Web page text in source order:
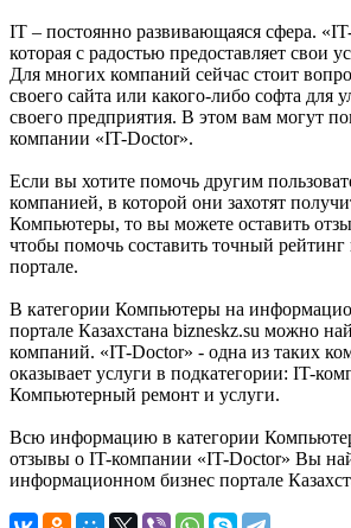
IT – постоянно развивающаяся сфера.
которая с радостью предоставляет свои
Для многих компаний сейчас стоит
своего сайта или какого-либо софта для
своего предприятия. В этом вам могут
компании «IT-Doctor».
Если вы хотите помочь другим
компанией, в которой они захотят
Компьютеры, то вы можете оставить
чтобы помочь составить точный
портале.
В категории Компьютеры на
портале Казахстана bizneskz.su можно
компаний. «IT-Doctor» - одна из таких
оказывает услуги в подкатегории: IT-
Компьютерный ремонт и услуги.
Всю информацию в категории
отзывы о IT-компании «IT-Doctor» Вы
информационном бизнес портале